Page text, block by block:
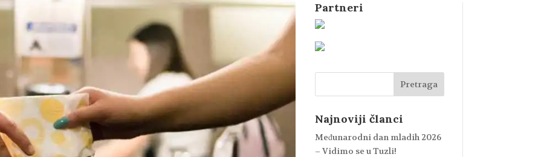
Partneri
Najnoviji članci
Međunarodni dan mladih 2026
– Vidimo se u Tuzli!